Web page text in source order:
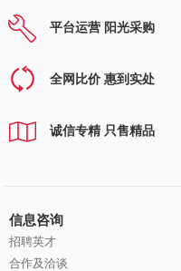
平台运营 阳光采购
全网比价 惠到实处
诚信专精 只售精品
信息咨询
招聘英才
合作及洽谈